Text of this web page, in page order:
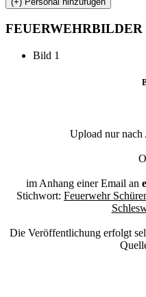
FEUERWEHRBILDER
Bild 1
Upload nur
im Anhang einer Email an
Stichwort: Feuerwehr
Die Veröffentlichung erfolgt